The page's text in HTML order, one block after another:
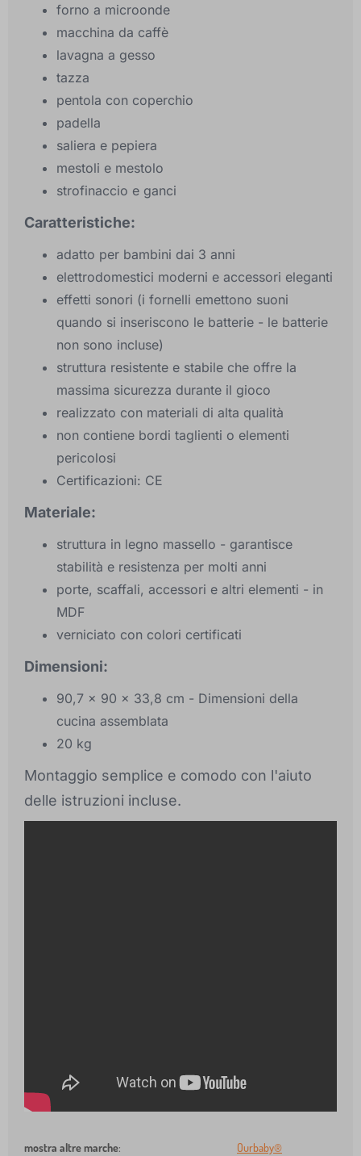
forno a microonde
macchina da caffè
lavagna a gesso
tazza
pentola con coperchio
padella
saliera e pepiera
mestoli e mestolo
strofinaccio e ganci
Caratteristiche:
adatto per bambini dai 3 anni
elettrodomestici moderni e accessori eleganti
effetti sonori (i fornelli emettono suoni
quando si inseriscono le batterie - le batterie
non sono incluse)
struttura resistente e stabile che offre la
massima sicurezza durante il gioco
realizzato con materiali di alta qualità
non contiene bordi taglienti o elementi
pericolosi
Certificazioni: CE
Materiale:
struttura in legno massello - garantisce
stabilità e resistenza per molti anni
porte, scaffali, accessori e altri elementi - in
MDF
verniciato con colori certificati
Dimensioni:
90,7 x 90 x 33,8 cm - Dimensioni della
cucina assemblata
20 kg
Montaggio semplice e comodo con l'aiuto
delle istruzioni incluse.
mostra altre marche: Ourbaby®